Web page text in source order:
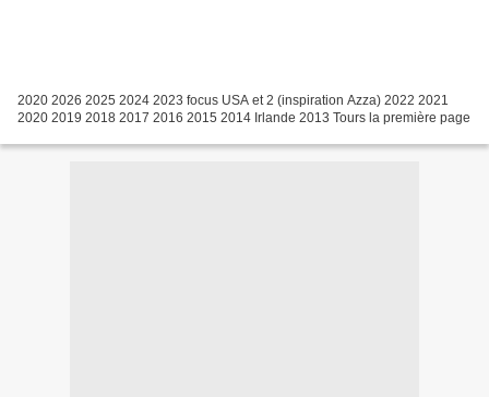
2020 2026 2025 2024 2023 focus USA et 2 (inspiration Azza) 2022 2021
2020 2019 2018 2017 2016 2015 2014 Irlande 2013 Tours la première page